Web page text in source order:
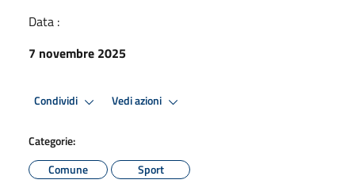
Data :
7 novembre 2025
Condividi Vedi azioni
Categorie:
Comune
Sport